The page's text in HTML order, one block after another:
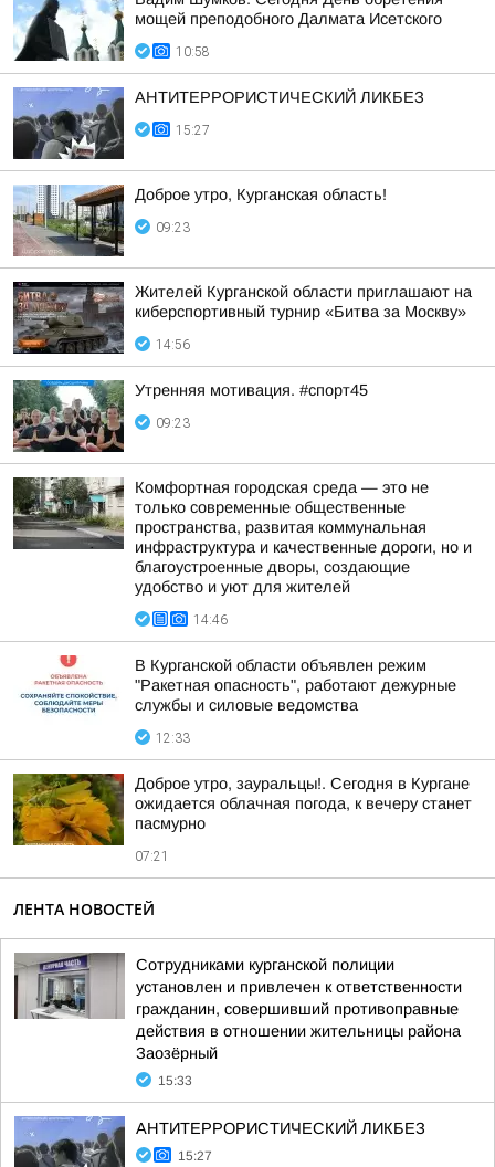
мощей преподобного Далмата Исетского
10:58
АНТИТЕРРОРИСТИЧЕСКИЙ ЛИКБЕЗ
15:27
Доброе утро, Курганская область!
09:23
Жителей Курганской области приглашают на
киберспортивный турнир «Битва за Москву»
14:56
Утренняя мотивация. #спорт45
09:23
Комфортная городская среда — это не
только современные общественные
пространства, развитая коммунальная
инфраструктура и качественные дороги, но и
благоустроенные дворы, создающие
удобство и уют для жителей
14:46
В Курганской области объявлен режим
"Ракетная опасность", работают дежурные
службы и силовые ведомства
12:33
Доброе утро, зауральцы!. Сегодня в Кургане
ожидается облачная погода, к вечеру станет
пасмурно
07:21
ЛЕНТА НОВОСТЕЙ
Сотрудниками курганской полиции
установлен и привлечен к ответственности
гражданин, совершивший противоправные
действия в отношении жительницы района
Заозёрный
15:33
АНТИТЕРРОРИСТИЧЕСКИЙ ЛИКБЕЗ
15:27